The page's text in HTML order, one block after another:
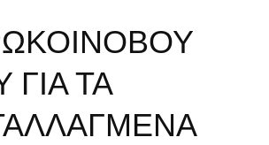
ΓΙΑ ΤΑ